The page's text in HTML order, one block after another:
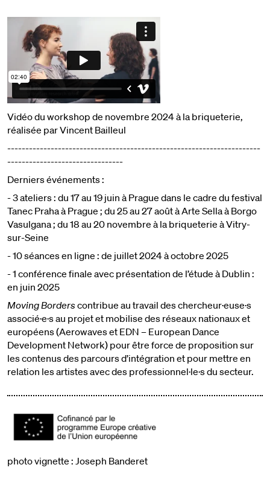
Vidéo du workshop de novembre 2024 à la briqueterie,
réalisée par Vincent Bailleul
----------------------------------------------------------------------
--------------------------------
Derniers événements :
- 3 ateliers : du 17 au 19 juin à Prague dans le cadre du festival
Tanec Praha à Prague ; du 25 au 27 août à Arte Sella à Borgo
Vasulgana ; du 18 au 20 novembre à la briqueterie à Vitry-
sur-Seine
- 10 séances en ligne : de juillet 2024 à octobre 2025
- 1 conférence finale avec présentation de l’étude à Dublin :
en juin 2025
Moving Borderscontribue au travail des chercheur·euse·s
associé·e·s au projet et mobilise des réseaux nationaux et
européens (Aerowaves et EDN – European Dance
Development Network) pour être force de proposition sur
les contenus des parcours d’intégration et pour mettre en
relation les artistes avec des professionnel·le·s du secteur.
photo vignette : Joseph Banderet